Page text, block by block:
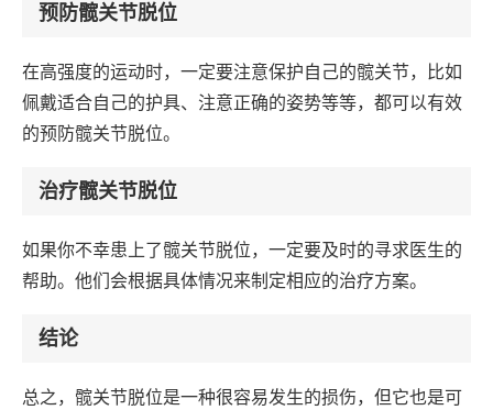
预防髋关节脱位
在高强度的运动时，一定要注意保护自己的髋关节，比如
佩戴适合自己的护具、注意正确的姿势等等，都可以有效
的预防髋关节脱位。
治疗髋关节脱位
如果你不幸患上了髋关节脱位，一定要及时的寻求医生的
帮助。他们会根据具体情况来制定相应的治疗方案。
结论
总之，髋关节脱位是一种很容易发生的损伤，但它也是可